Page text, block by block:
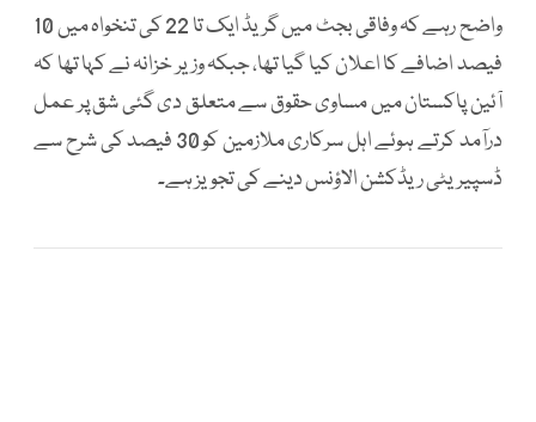
واضح رہے کہ وفاقی بجٹ میں گریڈ ایک تا 22 کی تنخواہ میں 10
فیصد اضافے کا اعلان کیا گیا تھا، جبکہ وزیر خزانہ نے کہا تھا کہ
آئین پاکستان میں مساوی حقوق سے متعلق دی گئی شق پر عمل
درآمد کرتے ہوئے اہل سرکاری ملازمین کو 30 فیصد کی شرح سے
ڈسپیریٹی ریڈکشن الاؤنس دینے کی تجویز ہے۔